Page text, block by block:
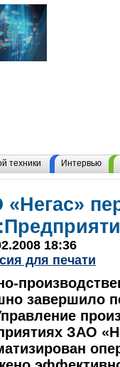
техники Интервью
18:36
для печати
завершило
ЗАО